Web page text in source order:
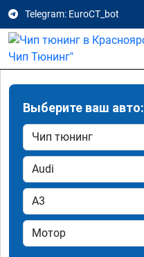
Telegram: EuroCT_bot
Выберите ваш авто: